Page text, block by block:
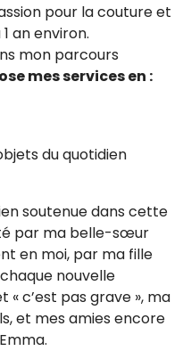
pour la couture et
an environ.
mon parcours
mes services en :
du quotidien
soutenue dans cette
par ma belle-sœur
en moi, par ma fille
nouvelle
c’est pas grave », ma
et mes amies encore